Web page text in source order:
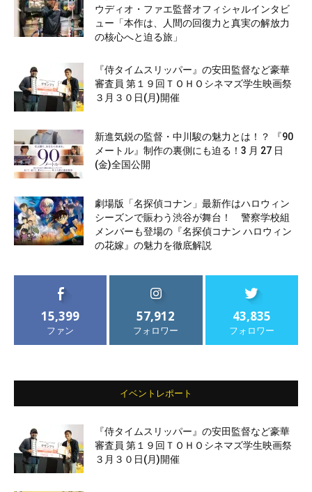
ウディオ・ファエ監督オフィシャルインタビ
ュー「本作は、人間の回復力と真実の解放力
の核心へと迫る旅」
『侍タイムスリッパー』の安田監督など豪華
審査員 第１９回ＴＯＨＯシネマズ学生映画祭
３月３０日(月)開催
新進気鋭の監督・中川駿の魅力とは！？ 『90
メートル』制作の裏側にも迫る！3 月 27 日
(金)全国公開
劇場版「名探偵コナン」最新作はハロウィン
シーズンで賑わう渋谷が舞台！ 警察学校組
メンバーも登場の『名探偵コナン ハロウィン
の花嫁』の魅力を徹底解説
15,399
ファン
57,912
フォロワー
43,835
フォロワー
イベントレポート
『侍タイムスリッパー』の安田監督など豪華
審査員 第１９回ＴＯＨＯシネマズ学生映画祭
３月３０日(月)開催